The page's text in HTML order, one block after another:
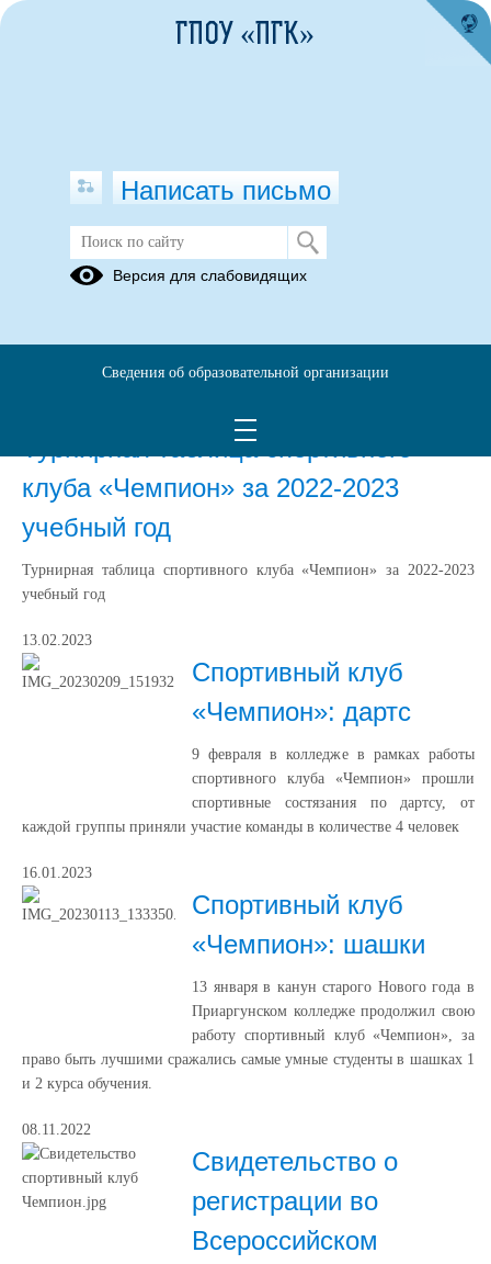
СПОРТИВНЫЙ КЛУБ "ЧЕМПИОН"
2022-2023 ГОД
Турнирная таблица спортивного
клуба «Чемпион» за 2022-2023
учебный год
Турнирная таблица спортивного клуба «Чемпион» за 2022-2023
учебный год
13.02.2023
Спортивный клуб
«Чемпион»: дартс
9 февраля в колледже в рамках работы
спортивного клуба «Чемпион» прошли
спортивные состязания по дартсу, от
каждой группы приняли участие команды в количестве 4 человек
16.01.2023
Спортивный клуб
«Чемпион»: шашки
13 января в канун старого Нового года в
Приаргунском колледже продолжил свою
работу спортивный клуб «Чемпион», за
право быть лучшими сражались самые умные студенты в шашках 1
и 2 курса обучения.
08.11.2022
Свидетельство о
регистрации во
Всероссийском
ГПОУ «ПГК»
Написать письмо
Версия для слабовидящих
Сведения об образовательной организации